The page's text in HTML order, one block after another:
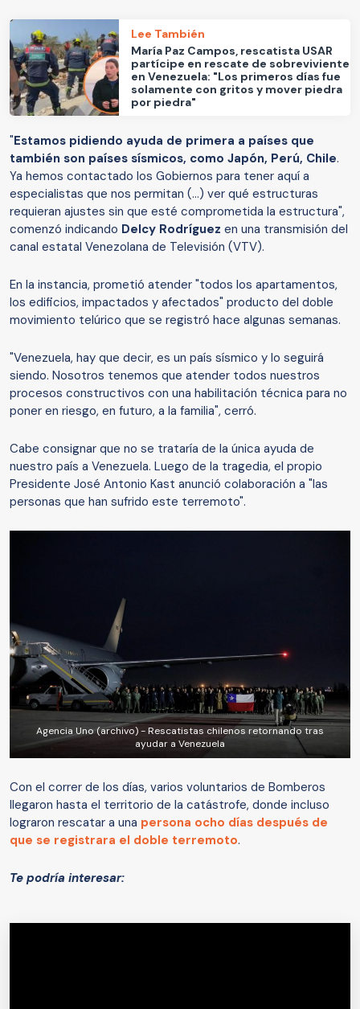
Lee También
María Paz Campos, rescatista USAR
partícipe en rescate de sobreviviente
en Venezuela: "Los primeros días fue
solamente con gritos y mover piedra
por piedra"
"Estamos pidiendo ayuda de primera a países que
también son países sísmicos, como Japón, Perú, Chile.
Ya hemos contactado los Gobiernos para tener aquí a
especialistas que nos permitan (...) ver qué estructuras
requieran ajustes sin que esté comprometida la estructura",
comenzó indicando Delcy Rodríguez en una transmisión del
canal estatal Venezolana de Televisión (VTV).
En la instancia, prometió atender "todos los apartamentos,
los edificios, impactados y afectados" producto del doble
movimiento telúrico que se registró hace algunas semanas.
"Venezuela, hay que decir, es un país sísmico y lo seguirá
siendo. Nosotros tenemos que atender todos nuestros
procesos constructivos con una habilitación técnica para no
poner en riesgo, en futuro, a la familia", cerró.
Cabe consignar que no se trataría de la única ayuda de
nuestro país a Venezuela. Luego de la tragedia, el propio
Presidente José Antonio Kast anunció colaboración a "las
personas que han sufrido este terremoto".
Agencia Uno (archivo) - Rescatistas chilenos retornando tras
ayudar a Venezuela
Con el correr de los días, varios voluntarios de Bomberos
llegaron hasta el territorio de la catástrofe, donde incluso
lograron rescatar a una persona ocho días después de
que se registrara el doble terremoto.
Te podría interesar: